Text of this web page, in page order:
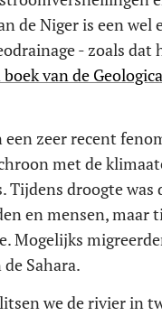
de Niger is een wel
- zoals dat
van de
zeer recent
met de
Tijdens droogte
en mensen, maar
Sahara.
we de rivier in